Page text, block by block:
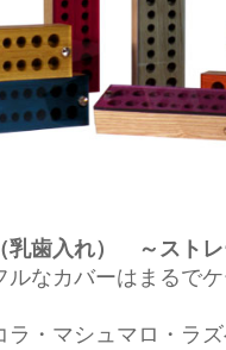
乳歯入れ） ～スト
なカバーはまるで
・マシュマロ・ラ